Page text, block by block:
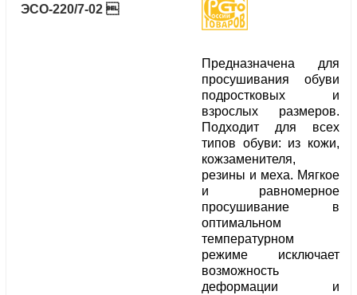
ЭСО-220/7-02 
Предназначена для
просушивания обуви
подростковых и
взрослых размеров.
Подходит для всех
типов обуви: из кожи,
кожзаменителя,
резины и меха. Мягкое
и равномерное
просушивание в
оптимальном
температурном
режиме исключает
возможность
деформации и